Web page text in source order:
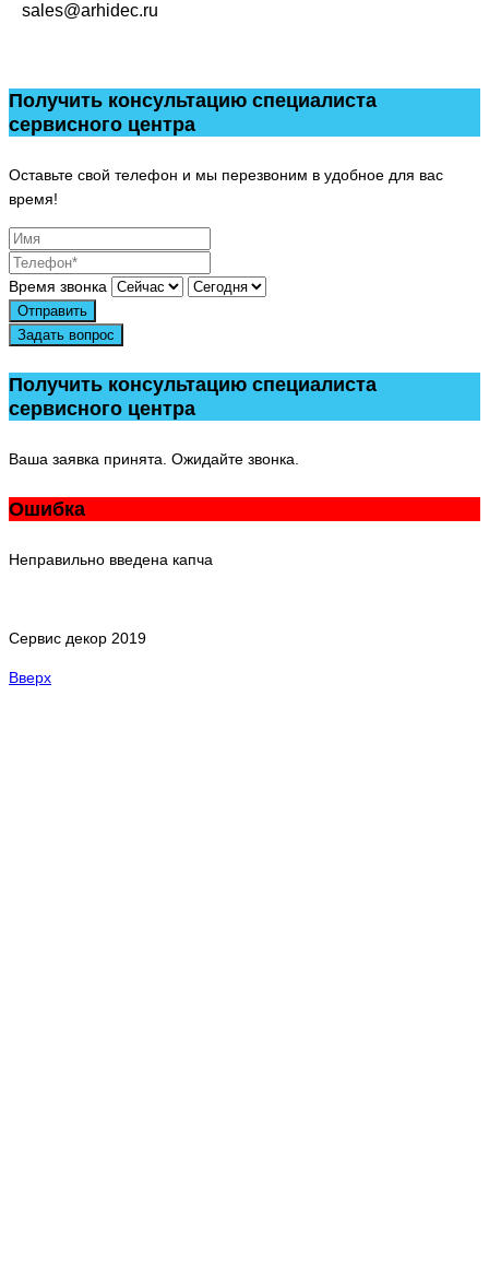
sales@arhidec.ru
Получить консультацию специалиста
сервисного центра
Оставьте свой телефон и мы перезвоним в удобное для вас
время!
Время звонка
Отправить
Задать вопрос
Получить консультацию специалиста
сервисного центра
Ваша заявка принята. Ожидайте звонка.
Ошибка
Неправильно введена капча
Сервис декор 2019
Вверх